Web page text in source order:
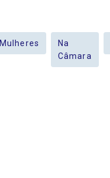
Mulheres
Na
Câmara